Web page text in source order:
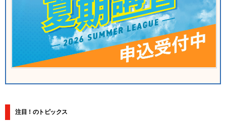
注目！のトピックス